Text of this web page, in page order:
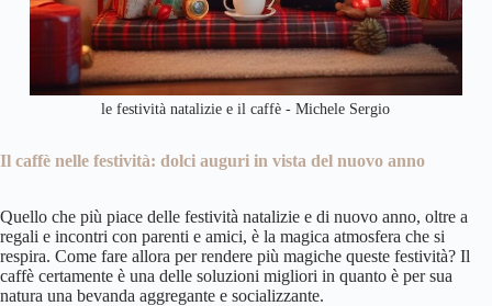
le festività natalizie e il caffè - Michele Sergio
Il caffè nelle festività: dolci auguri in vista del nuovo anno
Quello che più piace delle festività natalizie e di nuovo anno, oltre a
regali e incontri con parenti e amici, è la magica atmosfera che si
respira. Come fare allora per rendere più magiche queste festività? Il
caffè certamente è una delle soluzioni migliori in quanto è per sua
natura una bevanda aggregante e socializzante.